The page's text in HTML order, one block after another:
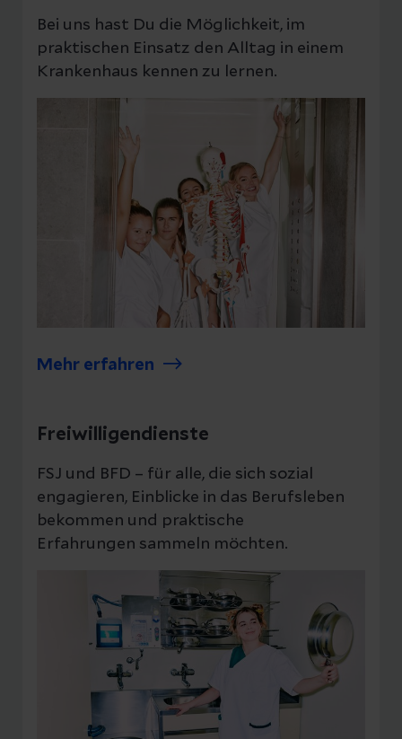
Bei uns hast Du die Möglichkeit, im
praktischen Einsatz den Alltag in einem
Krankenhaus kennen zu lernen.
Mehr erfahren
Freiwilligendienste
FSJ und BFD – für alle, die sich sozial
engagieren, Einblicke in das Berufsleben
bekommen und praktische
Erfahrungen sammeln möchten.